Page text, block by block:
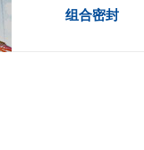
组合密封